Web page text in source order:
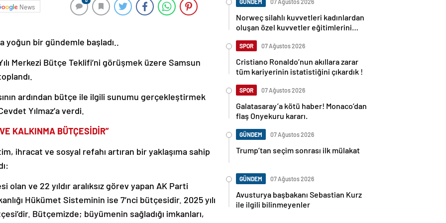
News
yoğun bir gündemle başladı..
Merkezi Bütçe Teklifi’ni görüşmek üzere Samsun
ardından bütçe ile ilgili sunumu gerçekleştirmek
Yılmaz’a verdi.
KALKINMA BÜTÇESİDİR”
ihracat ve sosyal refahı artıran bir yaklaşıma sahip
olan ve 22 yıldır aralıksız görev yapan AK Parti
Hükümet Sisteminin ise 7’nci bütçesidir. 2025 yılı
Bütçemizde; büyümenin sağladığı imkanları,
GÜNDEM 07 Ağustos 2026
Norweç silahlı kuvvetleri kadınlardan
oluşan özel kuvvetler eğitimlerini
SPOR 07 Ağustos 2026
Cristiano Ronaldo’nun akıllara zarar
tüm kariyerinin istatistiğini çıkardık !
SPOR 07 Ağustos 2026
Galatasaray’a kötü haber! Monaco’dan
flaş Onyekuru kararı.
GÜNDEM 07 Ağustos 2026
Trump’tan seçim sonrası ilk mülakat
GÜNDEM 07 Ağustos 2026
Avusturya başbakanı Sebastian Kurz
ile ilgili bilinmeyenler